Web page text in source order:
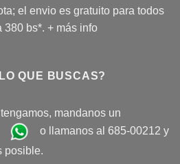
el envio es gratuito para todos
380 bs*. + más info
QUE BUSCAS?
mandanos un
o llamanos al 685-00212 y
posible.